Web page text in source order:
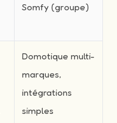
Somfy (groupe)
Domotique multi-
marques,
intégrations
simples